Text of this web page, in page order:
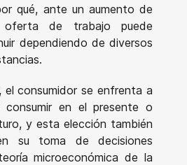
qué, ante un aumento de
de trabajo puede
dependiendo de diversos
el consumidor se enfrenta a
en el presente o
y esta elección también
su toma de decisiones
microeconómica de la